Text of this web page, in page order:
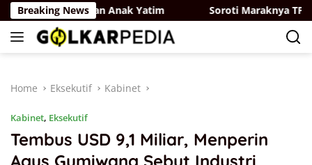
Skip
to
content
Breaking News
Lewat Santunan Anak Yatim Soroti Maraknya TPPO,
Home Eksekutif Kabinet
Kabinet, Eksekutif
Tembus USD 9,1 Miliar, Menperin
Agus Gumiwang Sebut Industri